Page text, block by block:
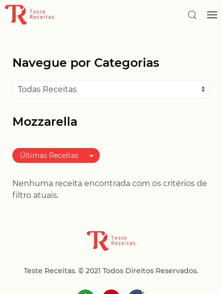
Navegue por Categorias
Mozzarella
Últimas Receitas
Mais populares
Nenhuma receita encontrada com os critérios de
filtro atuais.
Teste Receitas. © 2021 Todos Direitos Reservados.